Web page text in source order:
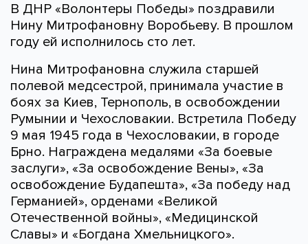
В ДНР «Волонтеры Победы» поздравили
Нину Митрофановну Воробьеву. В прошлом
году ей исполнилось сто лет.
Нина Митрофановна служила старшей
полевой медсестрой, принимала участие в
боях за Киев, Тернополь, в освобождении
Румынии и Чехословакии. Встретила Победу
9 мая 1945 года в Чехословакии, в городе
Брно. Награждена медалями «За боевые
заслуги», «За освобождение Вены», «За
освобождение Будапешта», «За победу над
Германией», орденами «Великой
Отечественной войны», «Медицинской
Славы» и «Богдана Хмельницкого».